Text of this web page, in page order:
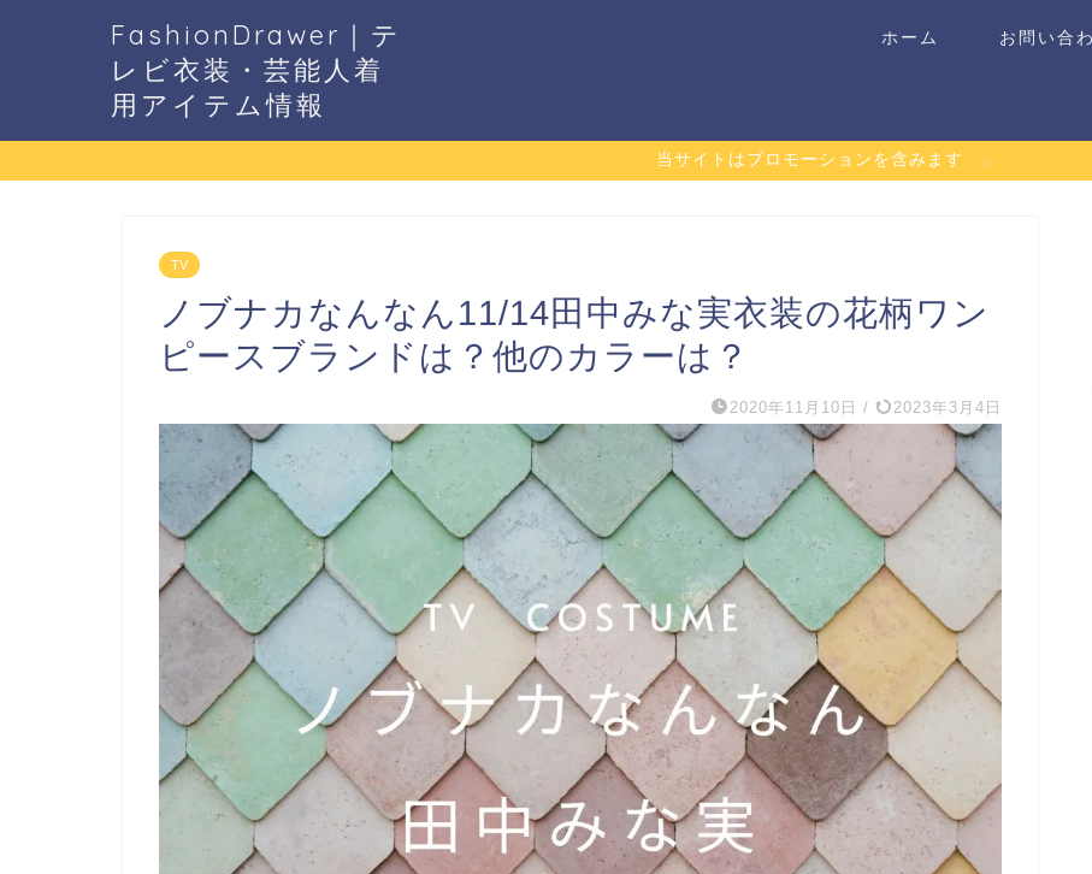
FashionDrawer｜テ
レビ衣装・芸能人着
用アイテム情報
ホーム お問い合
当サイトはプロモーションを含みます
TV
ノブナカなんなん11/14田中みな実衣装の花柄ワン
ピースブランドは？他のカラーは？
2020年11月10日 / 2023年3月4日